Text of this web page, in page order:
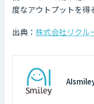
度なアウトプットを得
出典： 株式会社リクル